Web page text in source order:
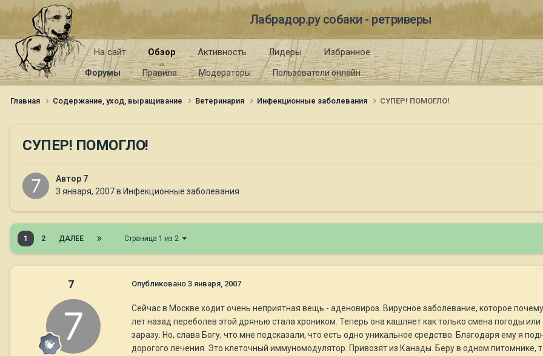
Лабрадор.ру собаки - ретриверы
На сайт Обзор
Форумы Правила Модераторы Пользователи онлайн
Активность Лидеры Избранное
Главная Содержание, уход, выращивание Ветеринария Инфекционные заболевания СУПЕР! ПОМОГЛО!
СУПЕР! ПОМОГЛО!
Автор 7
3 января, 2007в Инфекционные заболевания
1 2 ДАЛЕЕ Страница 1 из 2
7 Опубликовано 3 января, 2007
Сейчас в Москве ходит очень неприятная вещь - аденовироз. Вирусное заболевание, которое
лет назад переболев этой дрянью стала хроником. Теперь она кашляет как только смена погоды
заразу. Но, слава Богу, что мне подсказали, что есть одно уникальное средство. Благодаря ему я
дорогого лечения. Это клеточный иммуномодулятор. Привозят из Канады. Беру в одном питомнике,